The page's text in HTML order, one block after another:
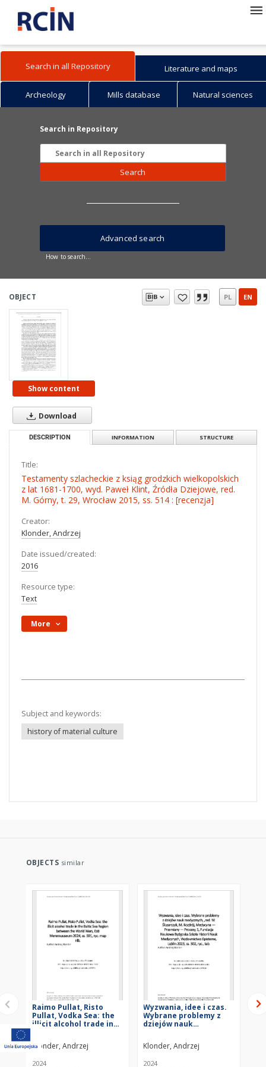
Search in all Repository Literature and maps
Archeology Mills database Natural sciences
Search in Repository
Search
How to search...
Advanced search
OBJECT PL EN
Show content
Download
DESCRIPTION INFORMATION STRUCTURE
Title:
Testamenty szlacheckie z ksiąg grodzkich wielkopolskich
z lat 1681-1700, wyd. Paweł Klint, Źródła Dziejowe, red.
M. Górny, t. 29, Wrocław 2015, ss. 514 : [recenzja]
Creator:
Klonder, Andrzej
Date issued/created:
2016
Resource type:
Text
More
Subject and keywords:
history of material culture
OBJECTS similar
Raimo Pullat, Risto
Pullat, Vodka Sea: the
illicit alcohol trade in
between the World
Wars, Esti
Klonder, Andrzej
2024
Wyzwania, idee i czas.
Wybrane problemy z
dziejów nauk
Ślusarczyk, M. Kozdrój,
Medycyna — Przemiany
Klonder, Andrzej
2024